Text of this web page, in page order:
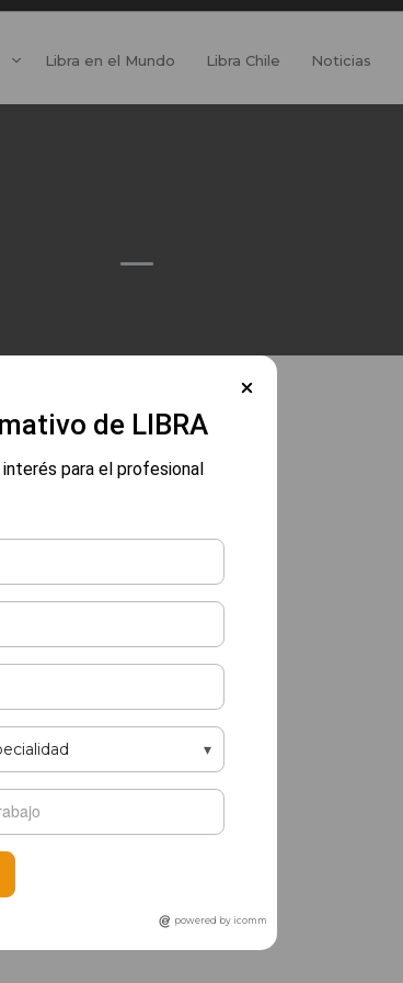
Libra en el Mundo Libra Chile Noticias
de LIBRA
para el profesional
powered by icomm